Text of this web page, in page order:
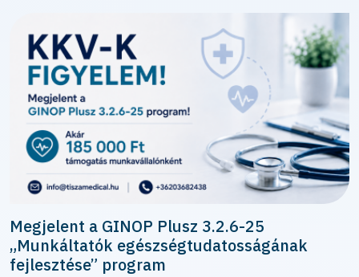
Megjelent a GINOP Plusz 3.2.6-25
„Munkáltatók egészségtudatosságának
fejlesztése” program